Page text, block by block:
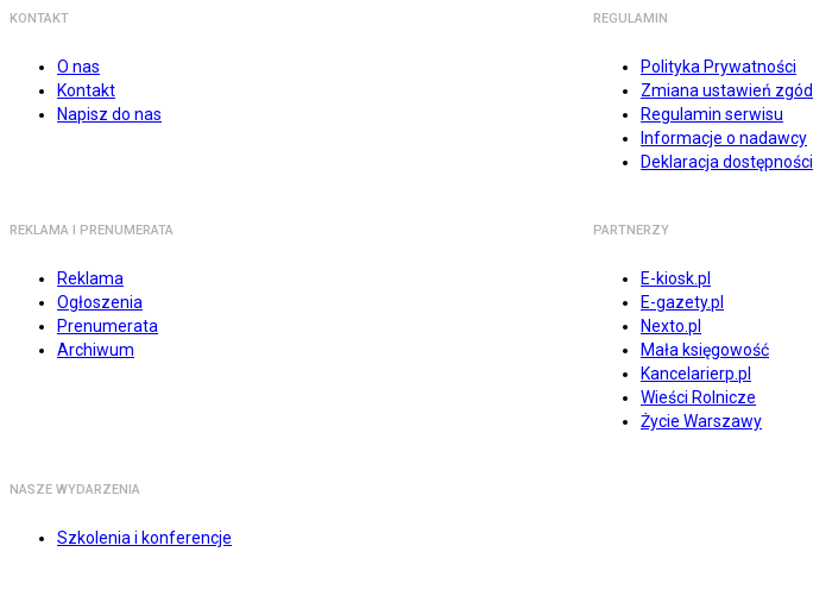
KONTAKT
O nas
Kontakt
Napisz do nas
REGULAMIN
Polityka Prywatności
Zmiana ustawień zgód
Regulamin serwisu
Informacje o nadawcy
Deklaracja dostępności
REKLAMA I PRENUMERATA
Reklama
Ogłoszenia
Prenumerata
Archiwum
PARTNERZY
E-kiosk.pl
E-gazety.pl
Nexto.pl
Mała księgowość
Kancelarierp.pl
Wieści Rolnicze
Życie Warszawy
NASZE WYDARZENIA
Szkolenia i konferencje